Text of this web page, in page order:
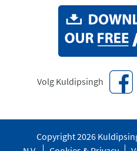
Volg Kuldipsingh
Copyright 2026